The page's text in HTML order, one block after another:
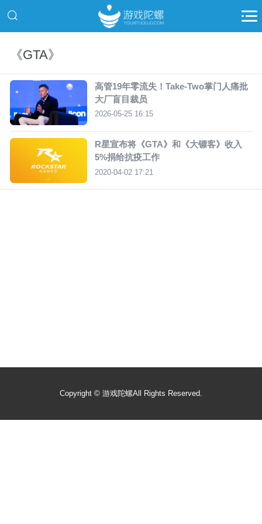
《GTA》
高管19年零流失！Take-Two掌门人痛批
大厂盲目裁员
2026-05-25 16:15
R星宣布将《GTA》和《大镖客》收入
5%捐给抗疫工作
2020-04-02 17:21
Copyright © 游戏陀螺All Rights Reserved.